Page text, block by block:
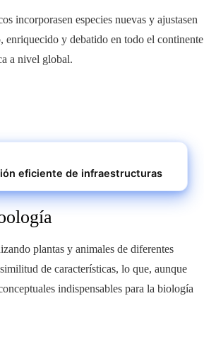
incorporasen especies nuevas y ajustasen
enriquecido y debatido en todo el continente
a nivel global.
eficiente de infraestructuras
plantas y animales de diferentes
de características, lo que, aunque
indispensables para la biología